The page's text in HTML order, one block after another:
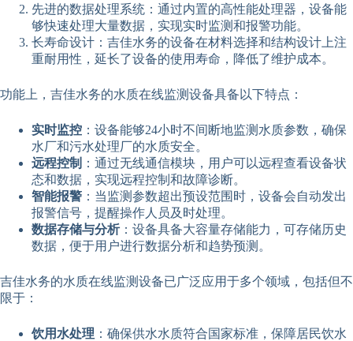
先进的数据处理系统：通过内置的高性能处理器，设备能
够快速处理大量数据，实现实时监测和报警功能。
长寿命设计：吉佳水务的设备在材料选择和结构设计上注
重耐用性，延长了设备的使用寿命，降低了维护成本。
功能上，吉佳水务的水质在线监测设备具备以下特点：
实时监控 ：设备能够24小时不间断地监测水质参数，确保
水厂和污水处理厂的水质安全。
远程控制 ：通过无线通信模块，用户可以远程查看设备状
态和数据，实现远程控制和故障诊断。
智能报警 ：当监测参数超出预设范围时，设备会自动发出
报警信号，提醒操作人员及时处理。
数据存储与分析：设备具备大容量存储能力，可存储历史
数据，便于用户进行数据分析和趋势预测。
吉佳水务的水质在线监测设备已广泛应用于多个领域，包括但不
限于：
饮用水处理 ：确保供水水质符合国家标准，保障居民饮水